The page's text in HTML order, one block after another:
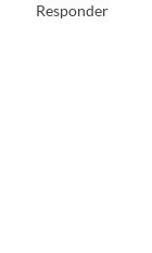
Responder